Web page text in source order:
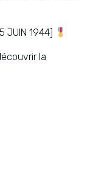
JUIN 1944]
la